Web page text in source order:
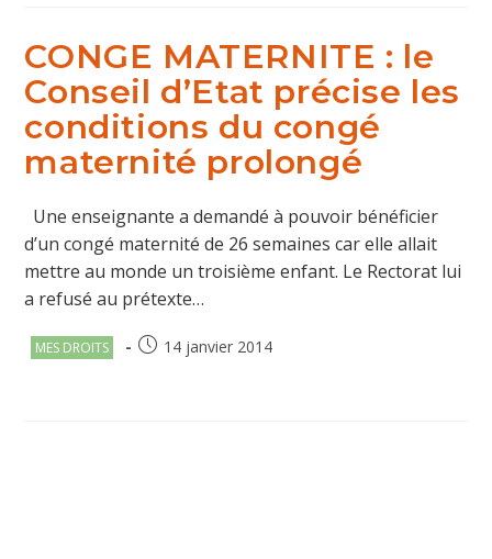
CONGE MATERNITE : le
Conseil d’Etat précise les
conditions du congé
maternité prolongé
Une enseignante a demandé à pouvoir bénéficier
d’un congé maternité de 26 semaines car elle allait
mettre au monde un troisième enfant. Le Rectorat lui
a refusé au prétexte…
Post
MES DROITS
Publication
14 janvier 2014